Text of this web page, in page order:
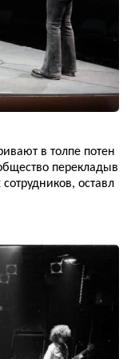
в толпе потен
перекладыв
оставл